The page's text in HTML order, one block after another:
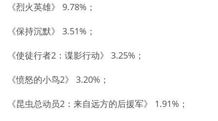
《烈火英雄》 9.78%；
《保持沉默》 3.51%；
《使徒行者2：谍影行动》 3.25%；
《愤怒的小鸟2》 3.20%；
《昆虫总动员2：来自远方的后援军》 1.91%；